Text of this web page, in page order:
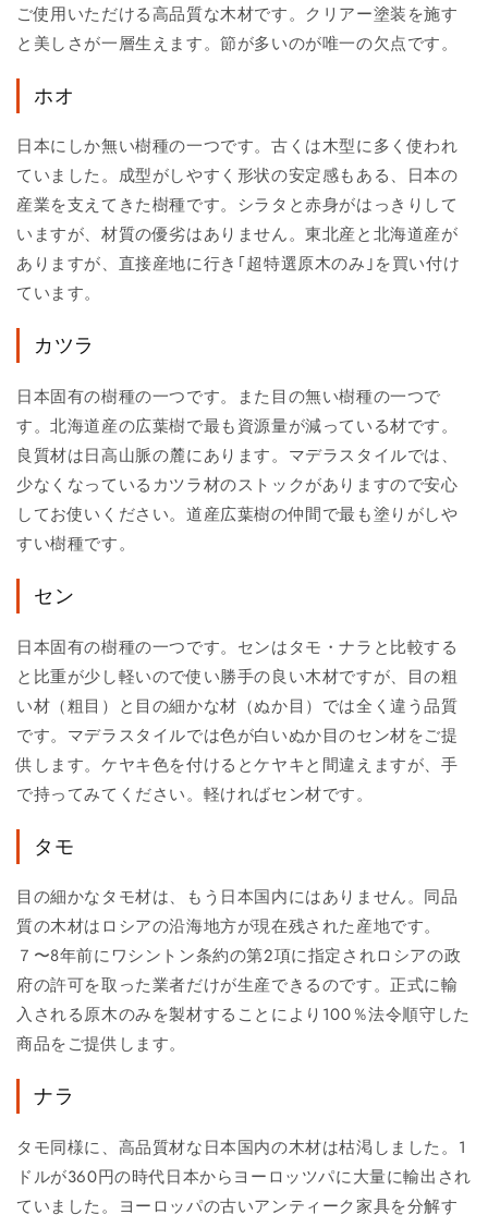
ご使用いただける高品質な木材です。クリアー塗装を施す
と美しさが一層生えます。節が多いのが唯一の欠点です。
ホオ
日本にしか無い樹種の一つです。古くは木型に多く使われ
ていました。成型がしやすく形状の安定感もある、日本の
産業を支えてきた樹種です。シラタと赤身がはっきりして
いますが、材質の優劣はありません。東北産と北海道産が
ありますが、直接産地に行き｢超特選原木のみ｣を買い付け
ています。
カツラ
日本固有の樹種の一つです。また目の無い樹種の一つで
す。北海道産の広葉樹で最も資源量が減っている材です。
良質材は日高山脈の麓にあります。マデラスタイルでは、
少なくなっているカツラ材のストックがありますので安心
してお使いください。道産広葉樹の仲間で最も塗りがしや
すい樹種です。
セン
日本固有の樹種の一つです。センはタモ・ナラと比較する
と比重が少し軽いので使い勝手の良い木材ですが、目の粗
い材（粗目）と目の細かな材（ぬか目）では全く違う品質
です。マデラスタイルでは色が白いぬか目のセン材をご提
供します。ケヤキ色を付けるとケヤキと間違えますが、手
で持ってみてください。軽ければセン材です。
タモ
目の細かなタモ材は、もう日本国内にはありません。同品
質の木材はロシアの沿海地方が現在残された産地です。
７〜8年前にワシントン条約の第2項に指定されロシアの政
府の許可を取った業者だけが生産できるのです。正式に輸
入される原木のみを製材することにより100％法令順守した
商品をご提供します。
ナラ
タモ同様に、高品質材な日本国内の木材は枯渇しました。1
ドルが360円の時代日本からヨーロッツパに大量に輸出され
ていました。ヨーロッパの古いアンティーク家具を分解す